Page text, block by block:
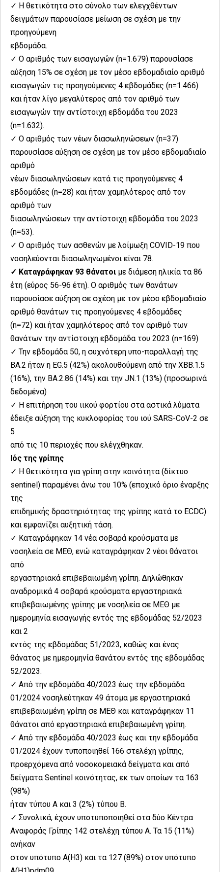
✓ Η θετικότητα στο σύνολο των ελεγχθέντων
δειγμάτων παρουσίασε μείωση σε σχέση με την
προηγούμενη
εβδομάδα.
✓ Ο αριθμός των εισαγωγών (n=1.679) παρουσίασε
αύξηση 15% σε σχέση με τον μέσο εβδομαδιαίο αριθμό
εισαγωγών τις προηγούμενες 4 εβδομάδες (n=1.466)
και ήταν λίγο μεγαλύτερος από τον αριθμό των
εισαγωγών την αντίστοιχη εβδομάδα του 2023
(n=1.632).
✓ Ο αριθμός των νέων διασωληνώσεων (n=37)
παρουσίασε αύξηση σε σχέση με τον μέσο εβδομαδιαίο
αριθμό
νέων διασωληνώσεων κατά τις προηγούμενες 4
εβδομάδες (n=28) και ήταν χαμηλότερος από τον
αριθμό των
διασωληνώσεων την αντίστοιχη εβδομάδα του 2023
(n=53).
✓ Ο αριθμός των ασθενών με λοίμωξη COVID-19 που
νοσηλεύονται διασωληνωμένοι είναι 78.
✓ Καταγράφηκαν 93 θάνατοι με διάμεση ηλικία τα 86
έτη (εύρος 56-96 έτη). Ο αριθμός των θανάτων
παρουσίασε αύξηση σε σχέση με τον μέσο εβδομαδιαίο
αριθμό θανάτων τις προηγούμενες 4 εβδομάδες
(n=72) και ήταν χαμηλότερος από τον αριθμό των
θανάτων την αντίστοιχη εβδομάδα του 2023 (n=169)
✓ Την εβδομάδα 50, η συχνότερη υπο-παραλλαγή της
ΒΑ.2 ήταν η EG.5 (42%) ακολουθούμενη από την XBB.1.5
(16%), την BA.2.86 (14%) και την JN.1 (13%) (προσωρινά
δεδομένα)
✓ Η επιτήρηση του ιικού φορτίου στα αστικά λύματα
έδειξε αύξηση της κυκλοφορίας του ιού SARS-CoV-2 σε
5
από τις 10 περιοχές που ελέγχθηκαν.
Ιός της γρίπης
✓ Η θετικότητα για γρίπη στην κοινότητα (δίκτυο
sentinel) παραμένει άνω του 10% (εποχικό όριο έναρξης
της
επιδημικής δραστηριότητας της γρίπης κατά το ECDC)
και εμφανίζει αυξητική τάση.
✓ Καταγράφηκαν 14 νέα σοβαρά κρούσματα με
νοσηλεία σε ΜΕΘ, ενώ καταγράφηκαν 2 νέοι θάνατοι
από
εργαστηριακά επιβεβαιωμένη γρίπη. Δηλώθηκαν
αναδρομικά 4 σοβαρά κρούσματα εργαστηριακά
επιβεβαιωμένης γρίπης με νοσηλεία σε ΜΕΘ με
ημερομηνία εισαγωγής εντός της εβδομάδας 52/2023
και 2
εντός της εβδομάδας 51/2023, καθώς και ένας
θάνατος με ημερομηνία θανάτου εντός της εβδομάδας
52/2023.
✓ Από την εβδομάδα 40/2023 έως την εβδομάδα
01/2024 νοσηλεύτηκαν 49 άτομα με εργαστηριακά
επιβεβαιωμένη γρίπη σε ΜΕΘ και καταγράφηκαν 11
θάνατοι από εργαστηριακά επιβεβαιωμένη γρίπη.
✓ Από την εβδομάδα 40/2023 έως και την εβδομάδα
01/2024 έχουν τυποποιηθεί 166 στελέχη γρίπης,
προερχόμενα από νοσοκομειακά δείγματα και από
δείγματα Sentinel κοινότητας, εκ των οποίων τα 163
(98%)
ήταν τύπου Α και 3 (2%) τύπου Β.
✓ Συνολικά, έχουν υποτυποποιηθεί στα δύο Κέντρα
Αναφοράς Γρίπης 142 στελέχη τύπου Α. Τα 15 (11%)
ανήκαν
στον υπότυπο Α(Η3) και τα 127 (89%) στον υπότυπο